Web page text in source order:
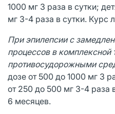
1000 мг 3 раза в сутки;
мг 3-4 раза в сутки. Курс
При эпилепсии с
процессов в комплексной
противосудорожными
дозе от 500 до 1000 мг 3
от 250 до 500 мг 3-4 раза
6 месяцев.